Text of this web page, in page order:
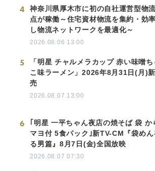
4
神奈川県厚木市に初の自社運営型物
点が稼働～住宅資材物流を集約・効
し物流ネットワークを最適化～
2026.08.06 13:00
5
「明星 チャルメラカップ 赤い味噌
こ味ラーメン」2026年8月31日(月)
売
2026.08.07 13:00
6
｢明星 一平ちゃん夜店の焼そば 袋 か
マヨ付 5食パック｣新TV-CM『袋めん
る男篇』8月7日(金)全国放映
2026.08.07 07:30